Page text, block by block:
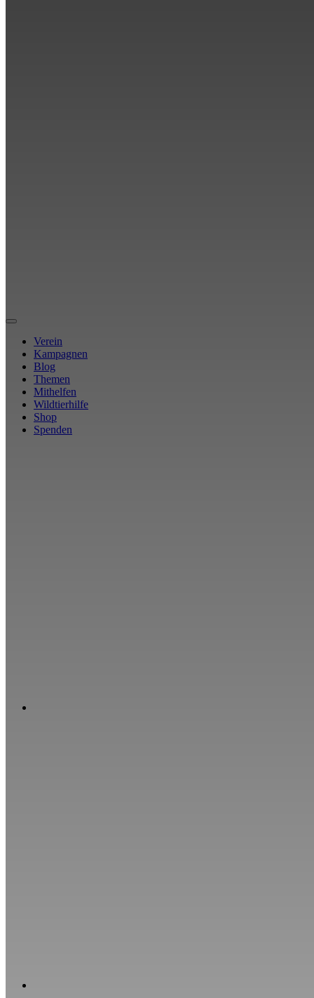
Verein
Kampagnen
Blog
Themen
Mithelfen
Wildtierhilfe
Shop
Spenden